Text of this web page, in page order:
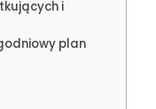
i
plan